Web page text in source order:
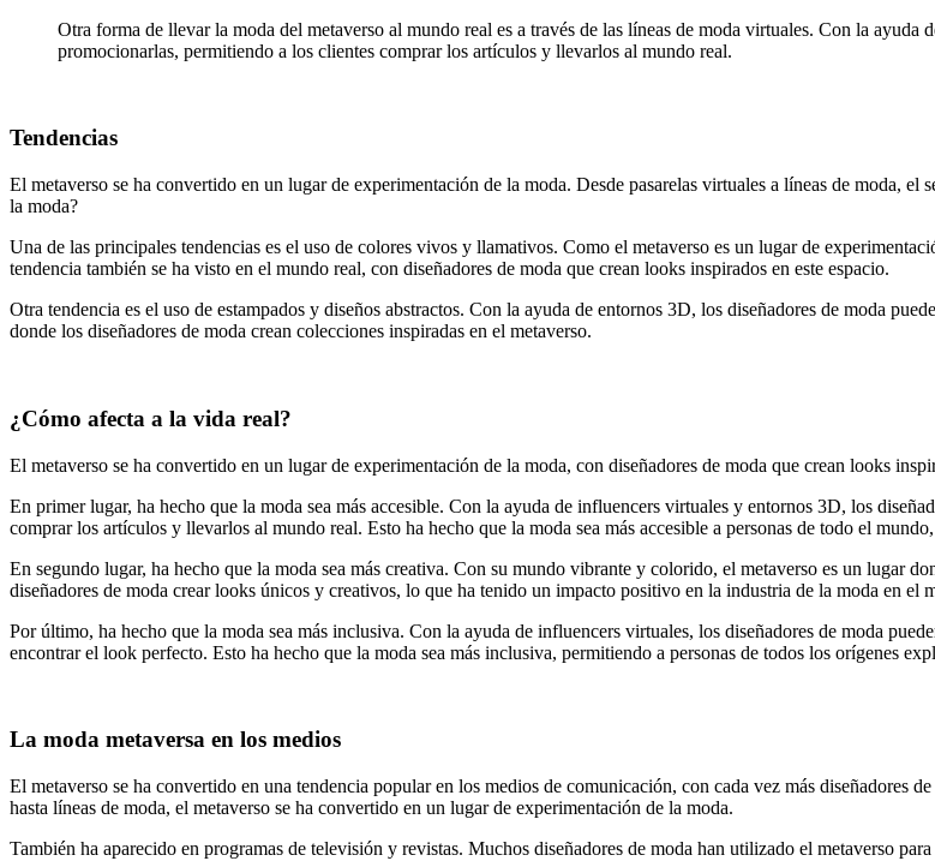
Otra forma de llevar la moda del metaverso al mundo real es a través de las líneas de moda virtuales. Con la
promocionarlas, permitiendo a los clientes comprar los artículos y llevarlos al mundo real.
Tendencias
El metaverso se ha convertido en un lugar de experimentación de la moda. Desde pasarelas virtuales a líneas de moda,
la moda?
Una de las principales tendencias es el uso de colores vivos y llamativos. Como el metaverso es un lugar de
tendencia también se ha visto en el mundo real, con diseñadores de moda que crean looks inspirados en este espacio.
Otra tendencia es el uso de estampados y diseños abstractos. Con la ayuda de entornos 3D, los diseñadores de moda
donde los diseñadores de moda crean colecciones inspiradas en el metaverso.
¿Cómo afecta a la vida real?
El metaverso se ha convertido en un lugar de experimentación de la moda, con diseñadores de moda que crean looks
En primer lugar, ha hecho que la moda sea más accesible. Con la ayuda de influencers virtuales y entornos 3D, los
comprar los artículos y llevarlos al mundo real. Esto ha hecho que la moda sea más accesible a personas de todo el
En segundo lugar, ha hecho que la moda sea más creativa. Con su mundo vibrante y colorido, el metaverso es un lugar
diseñadores de moda crear looks únicos y creativos, lo que ha tenido un impacto positivo en la industria de la moda en el
Por último, ha hecho que la moda sea más inclusiva. Con la ayuda de influencers virtuales, los diseñadores de moda
encontrar el look perfecto. Esto ha hecho que la moda sea más inclusiva, permitiendo a personas de todos los orígenes
La moda metaversa en los medios
El metaverso se ha convertido en una tendencia popular en los medios de comunicación, con cada vez más diseñadores
hasta líneas de moda, el metaverso se ha convertido en un lugar de experimentación de la moda.
También ha aparecido en programas de televisión y revistas. Muchos diseñadores de moda han utilizado el metaverso